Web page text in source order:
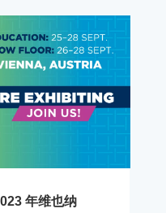
年维也纳